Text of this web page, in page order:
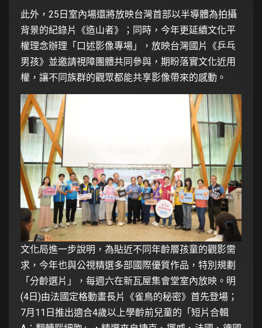
此外，25日室內場還將放映台灣首部以半導體為拍攝
背景的紀錄片《造山者》；同時，今年更延續文化平
權理念辦理「口述影像專場」，放映台灣國片《乒乓
男孩》並邀請視障團體共同參與，期盼落實文化近用
權，讓不同族群的觀眾都能共享影像帶來的感動。
文化局進一步說明，為貼近不同年齡層孩童的觀影需
求，今年也與公視精選多部國際優質作品，特別規劃
「分齡選片」，每週六在新瓦屋集會堂室內放映。明
(4日)由法國定格動畫長片《雀鳥的秘密》首先登場；
7月11日推出適合4歲以上學齡前兒童的「短片合輯